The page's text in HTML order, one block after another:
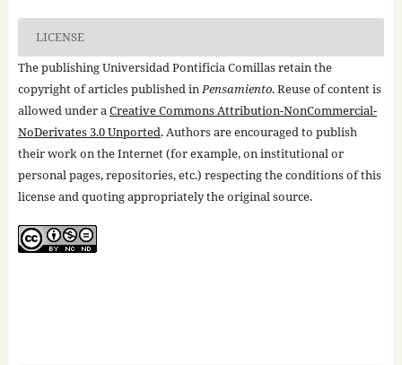
LICENSE
The publishing Universidad Pontificia Comillas retain the
copyright of articles published in Pensamiento. Reuse of content is
allowed under a Creative Commons Attribution-NonCommercial-
NoDerivates 3.0 Unported. Authors are encouraged to publish
their work on the Internet (for example, on institutional or
personal pages, repositories, etc.) respecting the conditions of this
license and quoting appropriately the original source.